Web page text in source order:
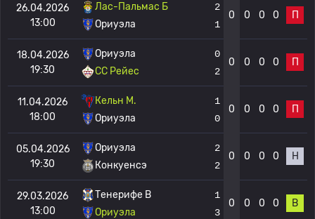
26.04.2026
13:00
Лас-Пальмас Б
Ориуэла
2
1
0 0 0 0 П
18.04.2026
19:30
Ориуэла
СС Рейес
0
2
0 0 0 0 П
11.04.2026
18:00
Кельн М.
Ориуэла
1
0
0 0 0 0 П
05.04.2026
19:30
Ориуэла
Конкуенсэ
2
2
0 0 0 0 Н
29.03.2026
13:00
Тенерифе B
Ориуэла
1
3
0 0 0 0 В